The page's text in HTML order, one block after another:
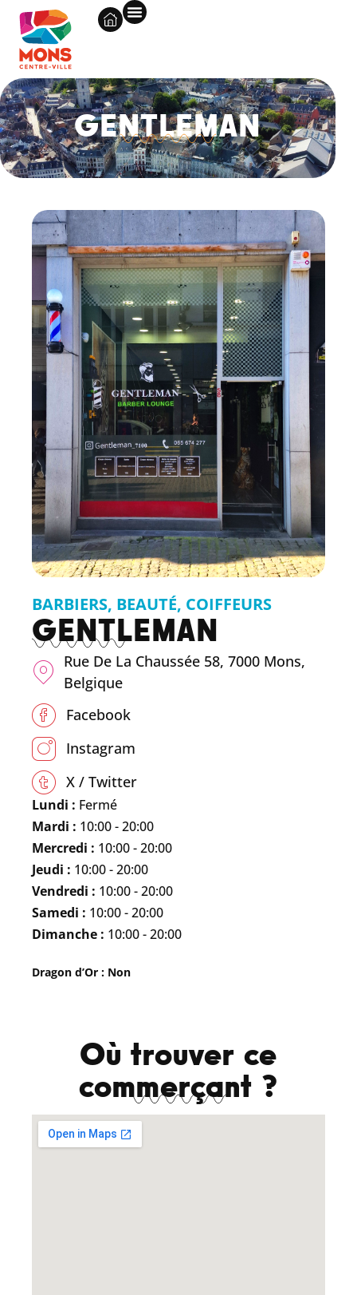
GENTLEMAN
BARBIERS, BEAUTÉ, COIFFEURS
GENTLEMAN
Rue De La Chaussée 58, 7000 Mons,
Belgique
Facebook
Instagram
X / Twitter
Lundi : Fermé
Mardi : 10:00 - 20:00
Mercredi : 10:00 - 20:00
Jeudi : 10:00 - 20:00
Vendredi : 10:00 - 20:00
Samedi : 10:00 - 20:00
Dimanche : 10:00 - 20:00
Dragon d’Or : Non
Où trouver ce
commerçant ?